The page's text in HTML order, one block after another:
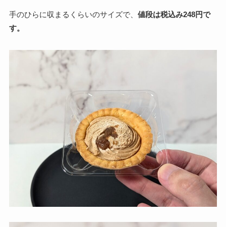
手のひらに収まるくらいのサイズで、 値段は税込み248円で
す。